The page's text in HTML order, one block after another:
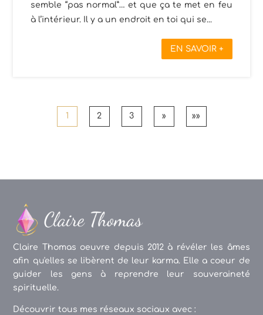
semble “pas normal”… et que ça te met en feu
à l’intérieur. Il y a un endroit en toi qui se...
EN SAVOIR +
1 2 3 » »»
Claire Thomas oeuvre depuis 2012 à révéler les âmes
afin qu'elles se libèrent de leur karma. Elle a coeur de
guider les gens à reprendre leur souveraineté
spirituelle.
Découvrir tous mes réseaux sociaux avec :